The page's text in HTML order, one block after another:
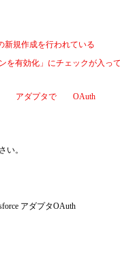
新規作成を行われている
を有効化」にチェックが入っ
アダプタで
OAuth
い。
アダプタOAuth